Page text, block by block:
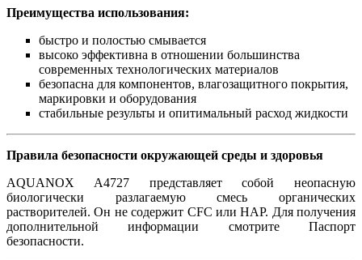
Преимущества использования:
быстро и полостью смывается
высоко эффективна в отношении большинства
современных технологических материалов
безопасна для компонентов, влагозащитного покрытия,
маркировки и оборудования
стабильные результы и опитимальный расход жидкости
Правила безопасности окружающей среды и здоровья
AQUANOX A4727 представляет собой неопасную
биологически разлагаемую смесь органических
растворителей. Он не содержит CFC или HAP. Для получения
дополнительной информации смотрите Паспорт
безопасности.